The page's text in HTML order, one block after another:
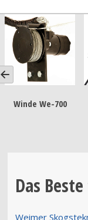
Winde We-700
Das
Weimer